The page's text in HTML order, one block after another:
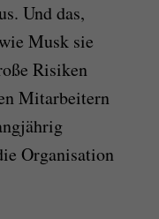
Und das,
Musk sie
Risiken
Mitarbeitern
Organisation